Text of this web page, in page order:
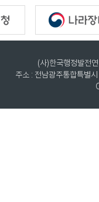
(사)한국행정
주소 : 전남광주통합특별